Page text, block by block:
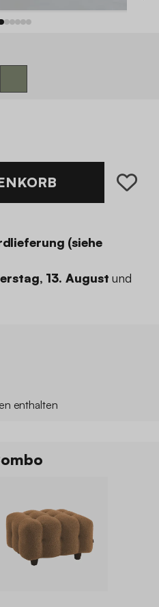
(siehe
13. August und
enthalten